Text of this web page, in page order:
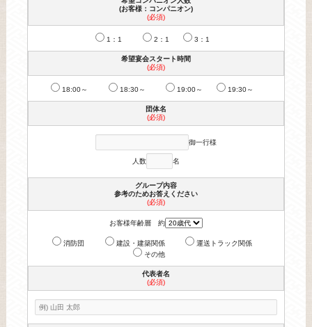
(お客様：コンパニオン)
(必須)
1：1 2：1 3：1
希望宴会スタート時間
(必須)
18:00～ 18:30～ 19:00～ 19:30～
団体名
(必須)
御一行様
人数 名
グループ内容
参考のためお答えください
(必須)
お客様年齢層 約
消防団 建設・建築関係
運送トラック関係
その他
代表者名
(必須)